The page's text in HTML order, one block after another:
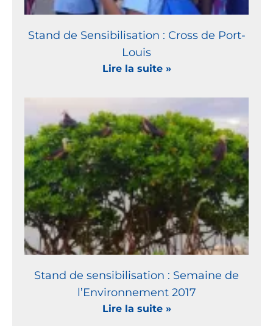
Stand de Sensibilisation : Cross de Port-
Louis
Lire la suite »
Stand de sensibilisation : Semaine de
l’Environnement 2017
Lire la suite »